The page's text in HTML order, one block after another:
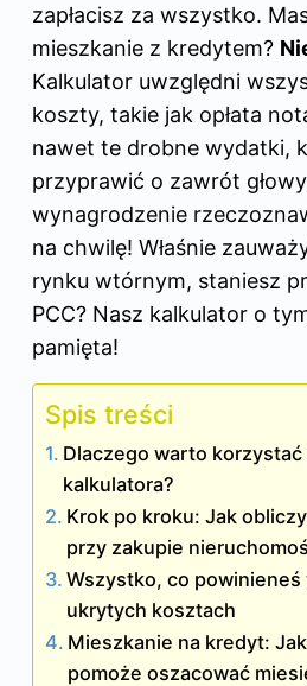
zapłacisz za wszystko.
mieszkanie z kredytem?
Kalkulator uwzględni
koszty, takie jak opłata
nawet te drobne wydatki,
przyprawić o zawrót
wynagrodzenie
na chwilę! Właśnie
rynku wtórnym, staniesz
PCC? Nasz kalkulator o
pamięta!
Spis treści
Dlaczego warto korzystać
kalkulatora?
Krok po kroku: Jak
przy zakupie
Wszystko, co powinieneś
ukrytych kosztach
Mieszkanie na kredyt:
pomoże oszacować